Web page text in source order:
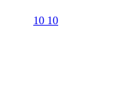
10 10